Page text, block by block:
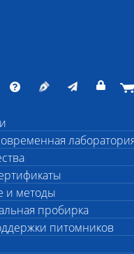
лаборатория
и методы
пробирка
питомников